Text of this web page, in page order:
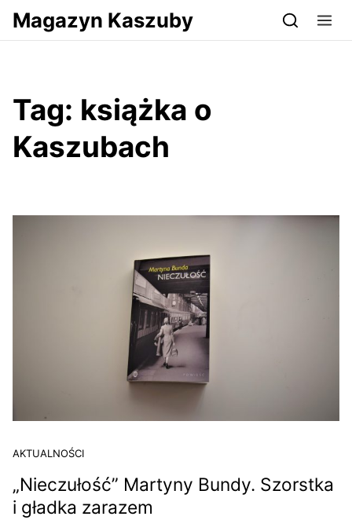
Przejdź do serwisu magazynkaszuby.pl
Magazyn Kaszuby
Tag: książka o
Kaszubach
AKTUALNOŚCI
„Nieczułość” Martyny Bundy. Szorstka
i gładka zarazem